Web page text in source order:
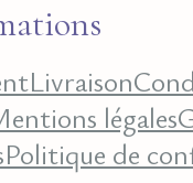
Livraison
légales
Politique de